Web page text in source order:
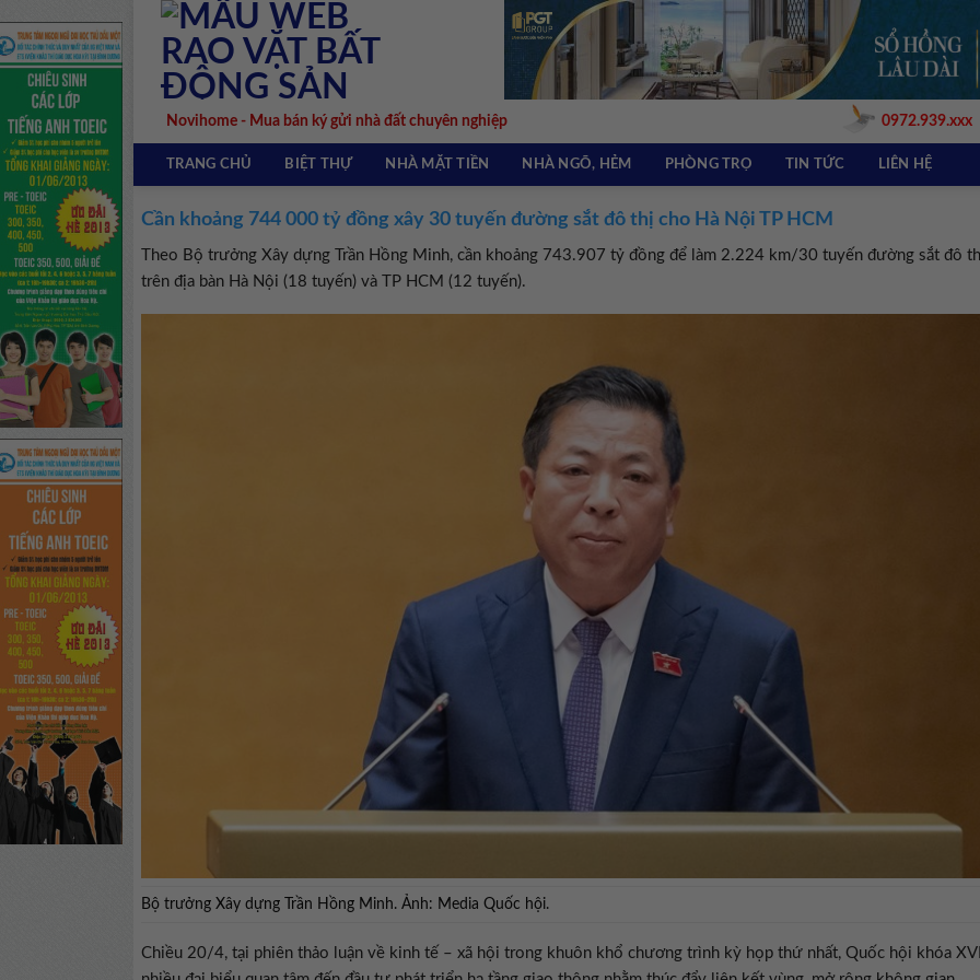
Skip
content
Novihome - Mua bán ký gửi nhà đất chuyên nghiệp 0972.939.xxx
TRANG CHỦ BIỆT THỰ NHÀ MẶT TIỀN NHÀ NGÕ, HẺM PHÒNG TRỌ TIN TỨC LIÊN HỆ
Cần khoảng 744 000 tỷ đồng xây 30 tuyến đường sắt đô thị cho Hà Nội TP HCM
Theo Bộ trưởng Xây dựng Trần Hồng Minh, cần khoảng 743.907 tỷ đồng để làm 2.224 km/30 tuyến đường sắt đô
trên địa bàn Hà Nội (18 tuyến) và TP HCM (12 tuyến).
Bộ trưởng Xây dựng Trần Hồng Minh. Ảnh: Media Quốc hội.
Chiều 20/4, tại phiên thảo luận về kinh tế – xã hội trong khuôn khổ chương trình kỳ họp thứ nhất, Quốc hội khóa